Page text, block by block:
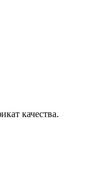
качества.